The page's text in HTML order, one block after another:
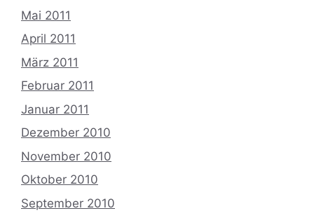
Mai 2011
April 2011
März 2011
Februar 2011
Januar 2011
Dezember 2010
November 2010
Oktober 2010
September 2010